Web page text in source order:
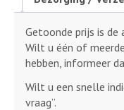
Getoonde prijs is de
Wilt u één of
hebben, informeer
Wilt u een snelle
vraag”.